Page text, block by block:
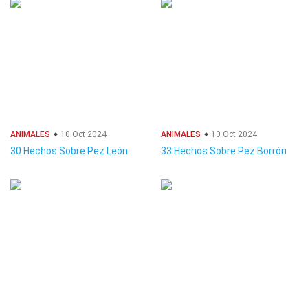
ANIMALES 10 Oct 2024
30 Hechos Sobre Pez León
ANIMALES 10 Oct 2024
33 Hechos Sobre Pez Borrón